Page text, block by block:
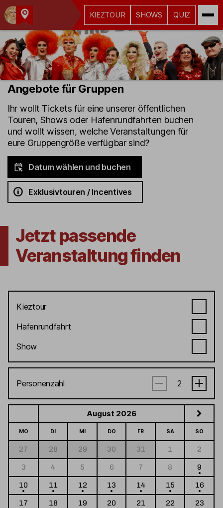
Kult-
Kieztouren
Hamburg
KIEZTOUR SHOWS QUIZ
Angebote für Gruppen
Ihr wollt Tickets für eine unserer öffentlichen
Touren, Shows oder Hafenrundfahrten buchen
und wollt wissen, welche Veranstaltungen für
eure Gruppengröße verfügbar sind?
Datum wählen und buchen
Exklusivtouren / Incentives
Jetzt passende
Veranstaltung finden
August 2026
MO DI MI DO FR SA SO
27 28 29 30 31 1
2
3
4 5 6 7 8
9
10
11 12 13 14 15
16
17
18 19 20 21 22
23
Kieztour
Hafenrundfahrt
Show
Personenzahl